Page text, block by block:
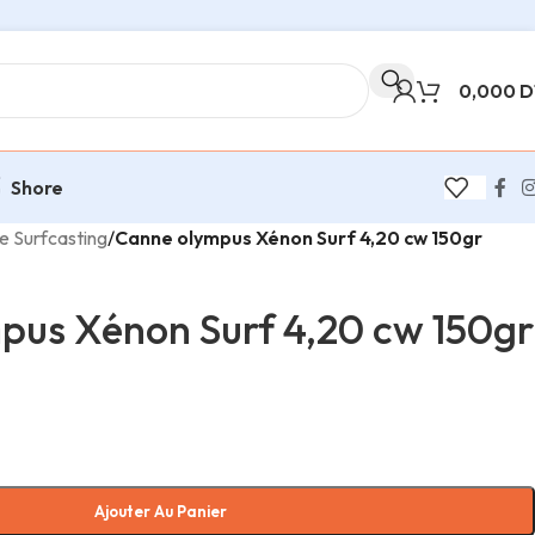
0,000
Shore
Surfcasting/Canne olympus Xénon Surf 4,20 cw 150gr
Xénon Surf 4,20 cw 150gr
Ajouter Au Panier